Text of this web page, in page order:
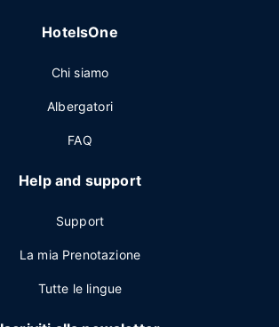
HotelsOne
Chi siamo
Albergatori
FAQ
Help and support
Support
La mia Prenotazione
Tutte le lingue